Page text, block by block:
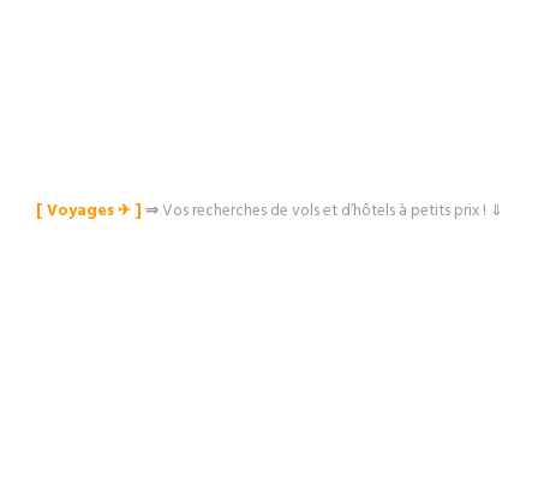
[ Voyages ✈︎ ]⇒Vos recherches de vols et d’hôtels à petits prix ! ⇓